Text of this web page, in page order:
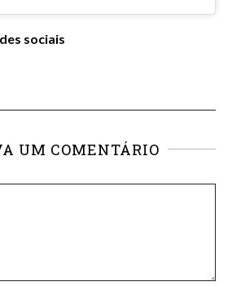
sociais
UM COMENTÁRIO